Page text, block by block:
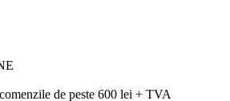
de peste 600 lei + TVA